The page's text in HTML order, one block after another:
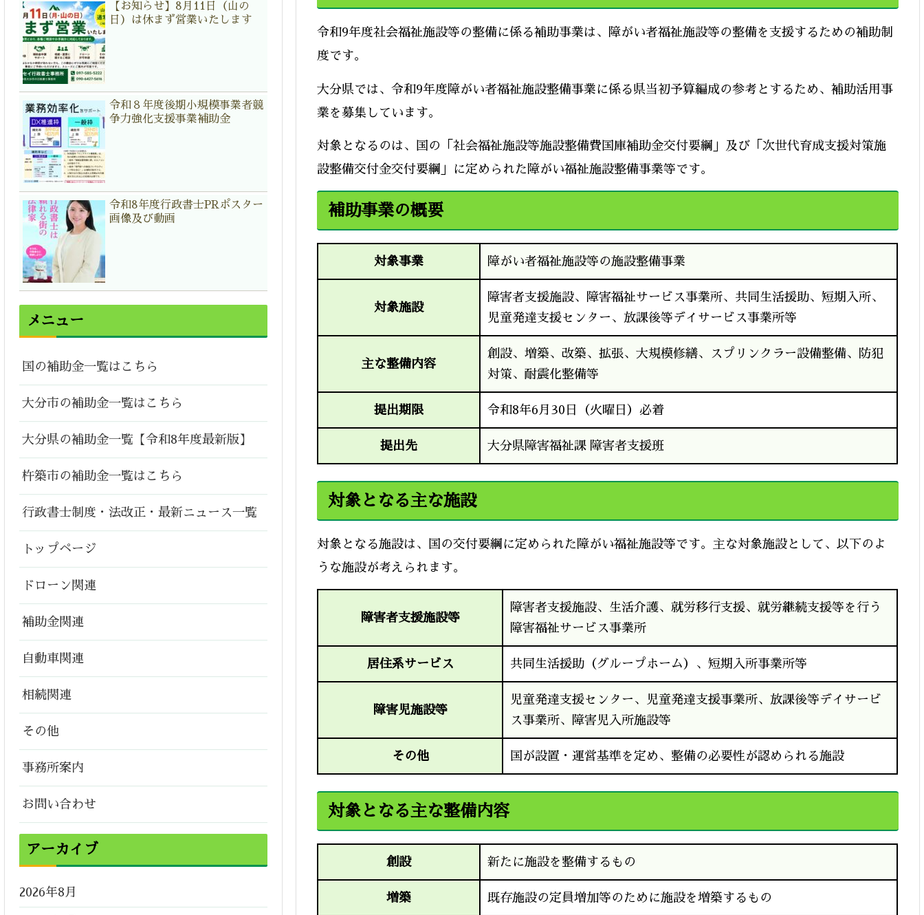
令和9年度社会福祉施設等の整備に係る補助事業は、障がい者福祉施設等の整備を支援するための補助制
度です。
大分県では、令和9年度障がい者福祉施設整備事業に係る県当初予算編成の参考とするため、補助活用事
業を募集しています。
対象となるのは、国の「社会福祉施設等施設整備費国庫補助金交付要綱」及び「次世代育成支援対策施
設整備交付金交付要綱」に定められた障がい福祉施設整備事業等です。
補助事業の概要
対象事業 障がい者福祉施設等の施設整備事業
対象施設
障害者支援施設、障害福祉サービス事業所、共同生活援助、短期入所、
児童発達支援センター、放課後等デイサービス事業所等
主な整備内容
創設、増築、改築、拡張、大規模修繕、スプリンクラー設備整備、防犯
対策、耐震化整備等
提出期限 令和8年6月30日（火曜日）必着
提出先 大分県障害福祉課 障害者支援班
対象となる主な施設
対象となる施設は、国の交付要綱に定められた障がい福祉施設等です。主な対象施設として、以下のよ
うな施設が考えられます。
障害者支援施設等
障害者支援施設、生活介護、就労移行支援、就労継続支援等を行う
障害福祉サービス事業所
居住系サービス 共同生活援助（グループホーム）、短期入所事業所等
障害児施設等
児童発達支援センター、児童発達支援事業所、放課後等デイサービ
ス事業所、障害児入所施設等
その他 国が設置・運営基準を定め、整備の必要性が認められる施設
対象となる主な整備内容
創設 新たに施設を整備するもの
増築 既存施設の定員増加等のために施設を増築するもの
【お知らせ】8月11日（山の
日）は休まず営業いたします
令和８年度後期小規模事業者競
争力強化支援事業補助金
令和8年度行政書士PRポスター
画像及び動画
メニュー
国の補助金一覧はこちら
大分市の補助金一覧はこちら
大分県の補助金一覧【令和8年度最新版】
杵築市の補助金一覧はこちら
行政書士制度・法改正・最新ニュース一覧
トップページ
ドローン関連
補助金関連
自動車関連
相続関連
その他
事務所案内
お問い合わせ
アーカイブ
2026年8月